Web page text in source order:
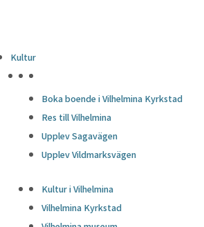
Kultur
Boka boende i Vilhelmina Kyrkstad
Res till Vilhelmina
Upplev Sagavägen
Upplev Vildmarksvägen
Kultur i Vilhelmina
Vilhelmina Kyrkstad